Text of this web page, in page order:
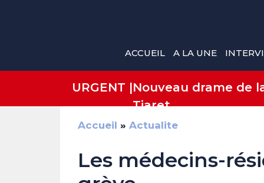
ACCUEIL A LA UNE
URGENT |Nouveau drame de
Tiaret
Accueil » Actualite
Les médecins-